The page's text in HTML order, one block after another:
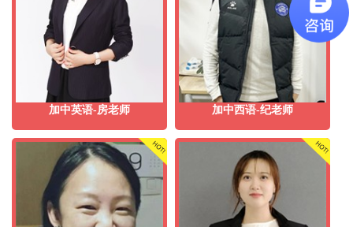
加中英语-房老师 加中西语-纪老师